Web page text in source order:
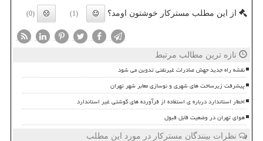
از این مطلب مسترکار خوشتون اومد؟ (1)
(0)
تازه ترین مطالب مرتبط
نقشه راه جدید جهش صادرات غیرنفتی تدوین می شود
پیشرفت زیرساخت های شهری و نوسازی معابر شهر تهران
اخطار استاندارد درباره ی استفاده از فرآورده های گوشتی غیر استاندارد
هوای تهران در وضعیت قابل قبول
نظرات بینندگان مسترکار در مورد این مطلب